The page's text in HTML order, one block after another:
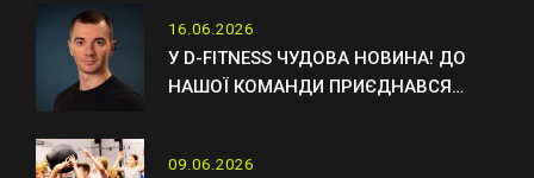
У D-FITNESS ЧУДОВА НОВИНА! ДО
НАШОЇ КОМАНДИ ПРИЄДНАВСЯ
16.06.2026
09.06.2026